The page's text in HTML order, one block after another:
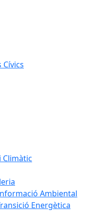
Cívics
Climàtic
Ambiental
Energètica